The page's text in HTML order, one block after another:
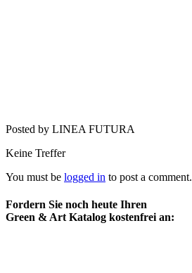
Posted by LINEA FUTURA
Keine Treffer
You must be logged in to post a comment.
Fordern Sie noch heute Ihren
Green & Art Katalog kostenfrei an: